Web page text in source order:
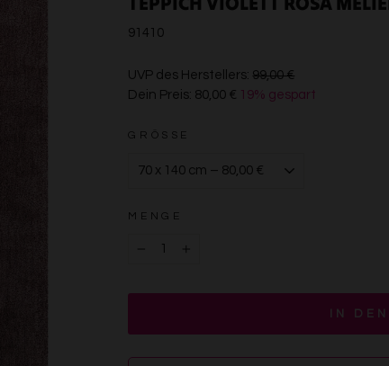
91410
UVP des Herstellers: 99,00 €€99,00
Dein Preis: 80,00 € 19% gespart
GRÖSSE
MENGE
IN